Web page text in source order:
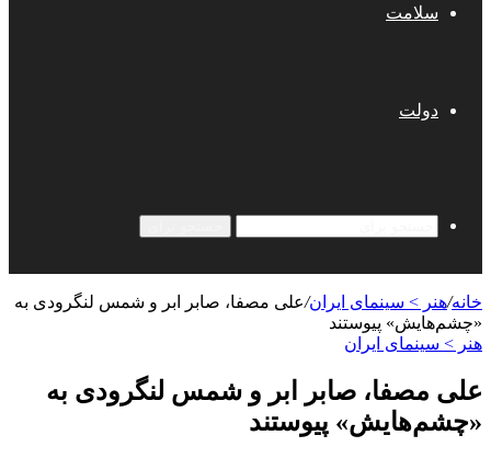
سلامت
دولت
خانه/هنر > سینمای ایران/علی مصفا، صابر ابر و شمس لنگرودی به
«چشم‌هایش» پیوستند
هنر > سینمای ایران
علی مصفا، صابر ابر و شمس لنگرودی به
«چشم‌هایش» پیوستند